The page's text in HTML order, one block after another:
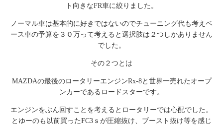
ト向きなFR車に絞りました。
ノーマル車は基本的に好きではないのでチューニング代も考えベ
ース車の予算を３０万って考えると選択肢は２つしかありません
でした。
その２つとは
MAZDAの最後のロータリーエンジンRx-8と世界一売れたオープ
ンカーであるロードスターです。
エンジンをぶん回すことを考えるとロータリーでは心配でした。
とゆーのも以前買ったFC3ｓが圧縮抜け、ブースト抜け等を感じ